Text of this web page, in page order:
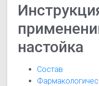
настойка
Состав